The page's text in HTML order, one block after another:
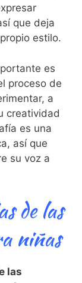
que deja
estilo.
es
proceso de
a
creatividad
es una
así que
su voz a
de⁣ las
‍niñas
las